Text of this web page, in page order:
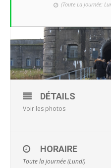
(Toute La Journée:
DÉTAILS
Voir les photos
HORAIRE
Toute la journée (Lundi)